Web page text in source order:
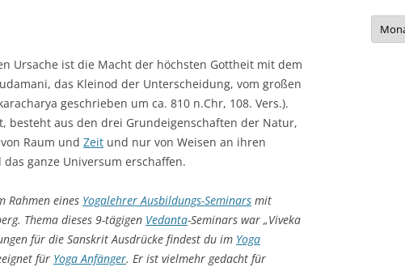
Ursache ist die Macht der höchsten Gottheit mit dem
das Kleinod der Unterscheidung, vom großen
geschrieben um ca. 810 n.Chr, 108. Vers.).
besteht aus den drei Grundeigenschaften der Natur,
Raum und Zeit und nur von Weisen an ihren
ganze Universum erschaffen.
Rahmen eines Yogalehrer Ausbildungs-Seminars mit
Thema dieses 9-tägigen Vedanta-Seminars war „Viveka
für die Sanskrit Ausdrücke findest du im Yoga
für Yoga Anfänger. Er ist vielmehr gedacht für
Archiv